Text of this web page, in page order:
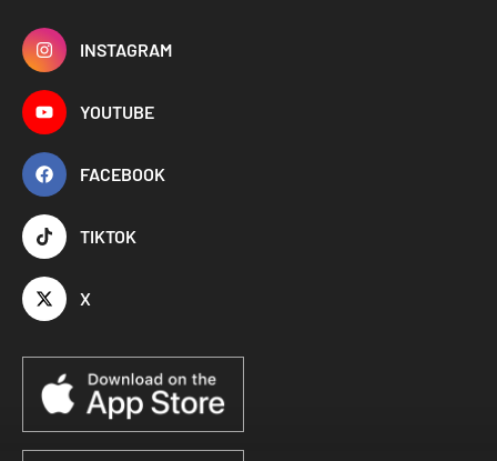
INSTAGRAM
YOUTUBE
FACEBOOK
TIKTOK
X